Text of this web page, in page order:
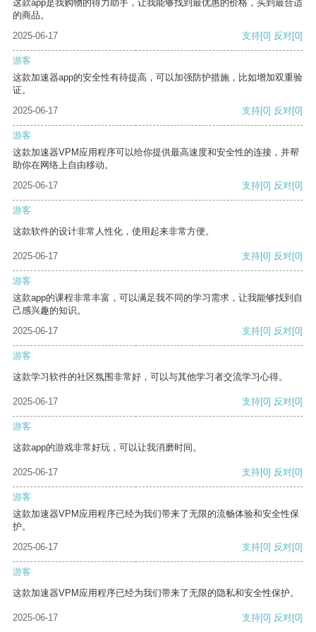
这款app是我购物的得力助手，让我能够找到最优惠的价格，买到最合适
的商品。
2025-06-17
支持[0] 反对[0]
游客
这款加速器app的安全性有待提高，可以加强防护措施，比如增加双重验
证。
2025-06-17
支持[0] 反对[0]
游客
这款加速器VPM应用程序可以给你提供最高速度和安全性的连接，并帮
助你在网络上自由移动。
2025-06-17
支持[0] 反对[0]
游客
这款软件的设计非常人性化，使用起来非常方便。
2025-06-17 支持[0] 反对[0]
游客
这款app的课程非常丰富，可以满足我不同的学习需求，让我能够找到自
己感兴趣的知识。
2025-06-17
支持[0] 反对[0]
游客
这款学习软件的社区氛围非常好，可以与其他学习者交流学习心得。
2025-06-17 支持[0] 反对[0]
游客
这款app的游戏非常好玩，可以让我消磨时间。
2025-06-17 支持[0] 反对[0]
游客
这款加速器VPM应用程序已经为我们带来了无限的流畅体验和安全性保
护。
2025-06-17
支持[0] 反对[0]
游客
这款加速器VPM应用程序已经为我们带来了无限的隐私和安全性保护。
2025-06-17 支持[0] 反对[0]